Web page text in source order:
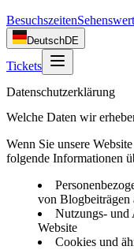
Besuchszeiten
DeutschDE
Tickets
Datenschutzerklärung
Welche Daten wir
Wenn Sie unsere
folgende Informationen
von Blogbeiträgen
Nutzungs- und
Website
Cookies und